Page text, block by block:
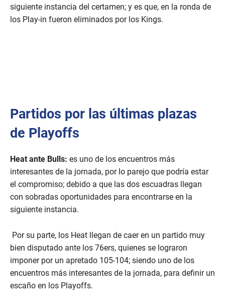
siguiente instancia del certamen; y es que, en la ronda de
los Play-in fueron eliminados por los Kings.
Partidos por las últimas plazas
de Playoffs
Heat ante Bulls: es uno de los encuentros más
interesantes de la jornada, por lo parejo que podría estar
el compromiso; debido a que las dos escuadras llegan
con sobradas oportunidades para encontrarse en la
siguiente instancia.
Por su parte, los Heat llegan de caer en un partido muy
bien disputado ante los 76ers, quienes se lograron
imponer por un apretado 105-104; siendo uno de los
encuentros más interesantes de la jornada, para definir un
escaño en los Playoffs.